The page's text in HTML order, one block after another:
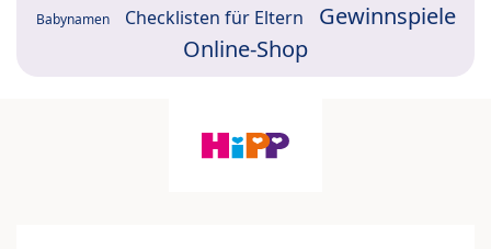
Babynamen Checklisten für Eltern
Gewinnspiele
Online-Shop